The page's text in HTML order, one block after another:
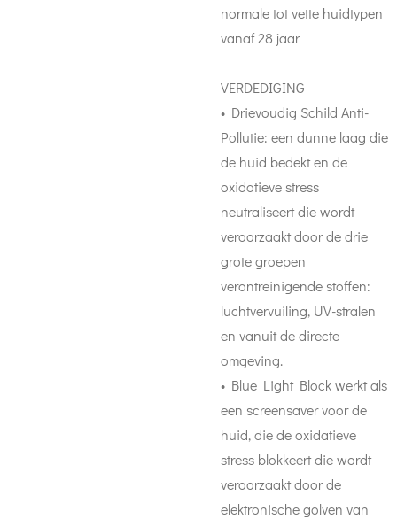
normale tot vette huidtypen
vanaf 28 jaar
VERDEDIGING
• Drievoudig Schild Anti-
Pollutie: een dunne laag die
de huid bedekt en de
oxidatieve stress
neutraliseert die wordt
veroorzaakt door de drie
grote groepen
verontreinigende stoffen:
luchtvervuiling, UV-stralen
en vanuit de directe
omgeving.
• Blue Light Block werkt als
een screensaver voor de
huid, die de oxidatieve
stress blokkeert die wordt
veroorzaakt door de
elektronische golven van